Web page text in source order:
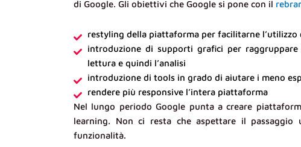
di Google. Gli obiettivi che Google si pone con il
restyling della piattaforma per facilitarne
introduzione di supporti grafici per
lettura e quindi l’analisi
introduzione di tools in grado di aiutare i meno
rendere più responsive l’intera piattaforma
Nel lungo periodo Google punta a creare
learning. Non ci resta che aspettare il
funzionalità.